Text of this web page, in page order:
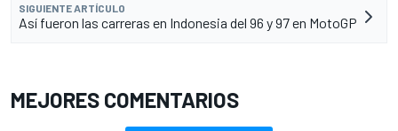
SIGUIENTE ARTÍCULO
Así fueron las carreras en Indonesia del 96 y 97 en MotoGP
MEJORES COMENTARIOS